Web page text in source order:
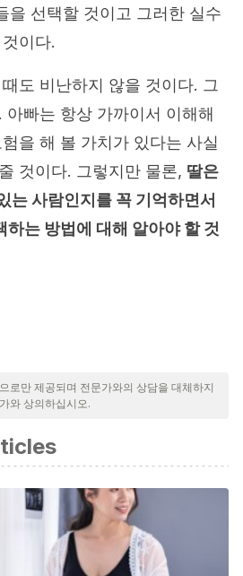
을 선택할 것이고 그러한 실수
이다.
도 비난하지 않을 것이다. 그
아빠는 항상 가까이서 이해해
을 해 볼 가치가 있다는 사실
것이다. 그렇지만 물론, 딸은
는 사람인지를 꼭 기억하면서
하는 방법에 대해 알아야 할 것
로만 제공되며 전문가와의 상담을 대체하지
와 상의하십시오.